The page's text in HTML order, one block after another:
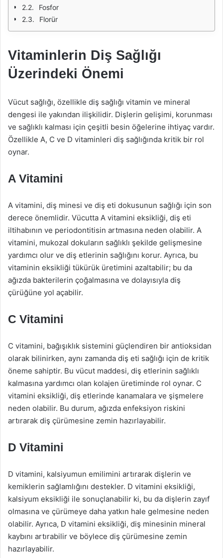
Fosfor
Florür
Vitaminlerin Diş Sağlığı
Üzerindeki Önemi
Vücut sağlığı, özellikle diş sağlığı vitamin ve mineral
dengesi ile yakından ilişkilidir. Dişlerin gelişimi, korunması
ve sağlıklı kalması için çeşitli besin öğelerine ihtiyaç vardır.
Özellikle A, C ve D vitaminleri diş sağlığında kritik bir rol
oynar.
A Vitamini
A vitamini, diş minesi ve diş eti dokusunun sağlığı için son
derece önemlidir. Vücutta A vitamini eksikliği, diş eti
iltihabının ve periodontitisin artmasına neden olabilir. A
vitamini, mukozal dokuların sağlıklı şekilde gelişmesine
yardımcı olur ve diş etlerinin sağlığını korur. Ayrıca, bu
vitaminin eksikliği tükürük üretimini azaltabilir; bu da
ağızda bakterilerin çoğalmasına ve dolayısıyla diş
çürüğüne yol açabilir.
C Vitamini
C vitamini, bağışıklık sistemini güçlendiren bir antioksidan
olarak bilinirken, aynı zamanda diş eti sağlığı için de kritik
öneme sahiptir. Bu vücut maddesi, diş etlerinin sağlıklı
kalmasına yardımcı olan kolajen üretiminde rol oynar. C
vitamini eksikliği, diş etlerinde kanamalara ve şişmelere
neden olabilir. Bu durum, ağızda enfeksiyon riskini
artırarak diş çürümesine zemin hazırlayabilir.
D Vitamini
D vitamini, kalsiyumun emilimini artırarak dişlerin ve
kemiklerin sağlamlığını destekler. D vitamini eksikliği,
kalsiyum eksikliği ile sonuçlanabilir ki, bu da dişlerin zayıf
olmasına ve çürümeye daha yatkın hale gelmesine neden
olabilir. Ayrıca, D vitamini eksikliği, diş minesinin mineral
kaybını artırabilir ve böylece diş çürümesine zemin
hazırlayabilir.